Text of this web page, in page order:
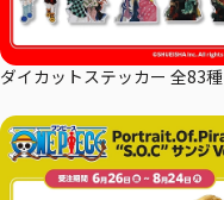
ダイカットステッカー 全83種